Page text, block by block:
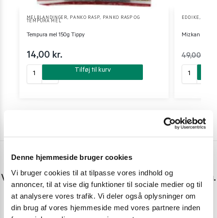
Denne hjemmeside bruger cookies
Vi bruger cookies til at tilpasse vores indhold og
annoncer, til at vise dig funktioner til sociale medier og til
at analysere vores trafik. Vi deler også oplysninger om
din brug af vores hjemmeside med vores partnere inden
MELBLANDINGER, PANKO RASP, PANKO RASP OG
TEMPURA MEL
Tempura mel 150g Tippy
14,00 kr.
Tilføj til kurv
EDDIKE,
Mizkan
49,00
Har du spørgsmål eller brug for hjælp?
Vi er lige her. Kundeservice sidder klar til at hjælpe dig.
Personlig rådgivning med et smil